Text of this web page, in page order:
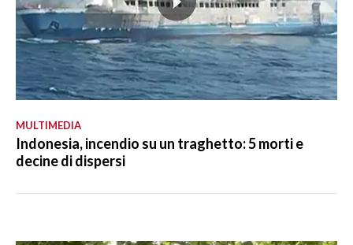
MULTIMEDIA
Indonesia, incendio su un traghetto: 5 morti e
decine di dispersi